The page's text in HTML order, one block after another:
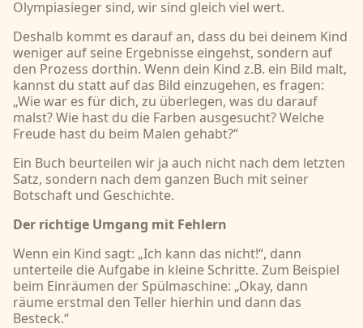
Olympiasieger sind, wir sind gleich viel wert.
Deshalb kommt es darauf an, dass du bei deinem Kind
weniger auf seine Ergebnisse eingehst, sondern auf
den Prozess dorthin. Wenn dein Kind z.B. ein Bild malt,
kannst du statt auf das Bild einzugehen, es fragen:
„Wie war es für dich, zu überlegen, was du darauf
malst? Wie hast du die Farben ausgesucht? Welche
Freude hast du beim Malen gehabt?“
Ein Buch beurteilen wir ja auch nicht nach dem letzten
Satz, sondern nach dem ganzen Buch mit seiner
Botschaft und Geschichte.
Der richtige Umgang mit Fehlern
Wenn ein Kind sagt: „Ich kann das nicht!“, dann
unterteile die Aufgabe in kleine Schritte. Zum Beispiel
beim Einräumen der Spülmaschine: „Okay, dann
räume erstmal den Teller hierhin und dann das
Besteck.“